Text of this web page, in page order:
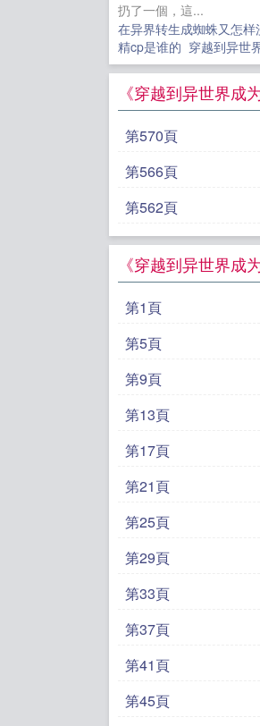
扔了一個，這...
在异界转生成蜘蛛又怎样
精cp是谁的 穿越到异世
《穿越到异世界成
第570頁
第566頁
第562頁
《穿越到异世界成
第1頁
第5頁
第9頁
第13頁
第17頁
第21頁
第25頁
第29頁
第33頁
第37頁
第41頁
第45頁